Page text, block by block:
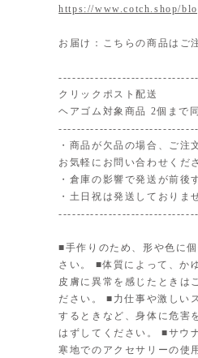
https://www.cotch.shop/
お届け：こちらの商品はご
クリックポスト配送
ヘアゴム対象商品 2個まで
・商品が欠品の場合、ご注
お気軽にお問い合わせくだ
・倉庫の影響で発送が前後
・土日祝は発送しておりま
■手作りのため、形や色に
さい。 ■体質によって、か
皮膚に異常を感じたときは
ださい。 ■力仕事や激しい
するときなど、身体に危害
はずしてください。 ■サウ
寒地でのアクセサリーの使